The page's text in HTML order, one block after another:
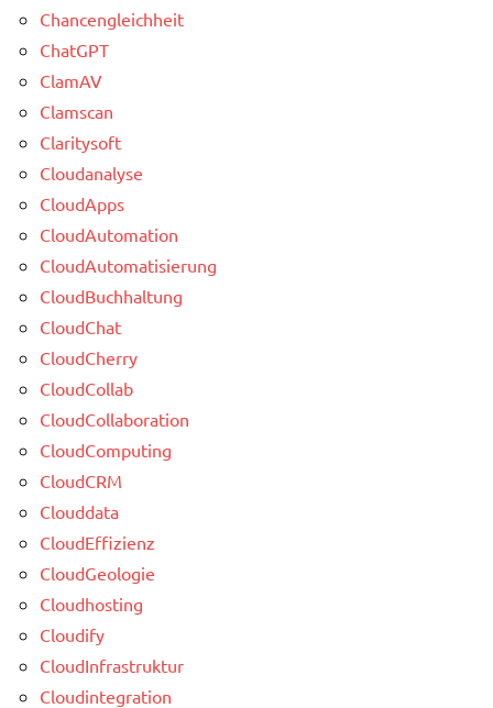
Chancengleichheit
ChatGPT
ClamAV
Clamscan
Claritysoft
Cloudanalyse
CloudApps
CloudAutomation
CloudAutomatisierung
CloudBuchhaltung
CloudChat
CloudCherry
CloudCollab
CloudCollaboration
CloudComputing
CloudCRM
Clouddata
CloudEffizienz
CloudGeologie
Cloudhosting
Cloudify
CloudInfrastruktur
Cloudintegration